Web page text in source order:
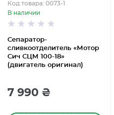
Сепаратор-
сливкоотделитель «Мотор
Сич СЦМ 100-18»
(двигатель оригинал)
Код товара: 0073-1
В наличии
7 990 ₴